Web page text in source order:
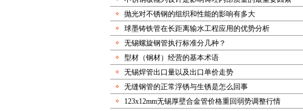
抛光对不锈钢的组织和性能的影响有多大
球墨铸铁管在长距离输水工程应用的优势分析
无锡螺旋钢管执行标准分几种？
型材（钢材）经营的基本术语
无锡焊管出口量以及出口单价走势
无缝钢管的正常浮锈与生锈是怎么回事
123x12mm无锡厚壁合金管价格重回弱势调整行情